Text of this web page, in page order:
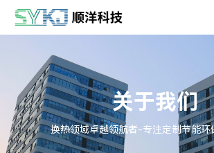
关于我们
换热领域卓越领航者-专注定制节能环